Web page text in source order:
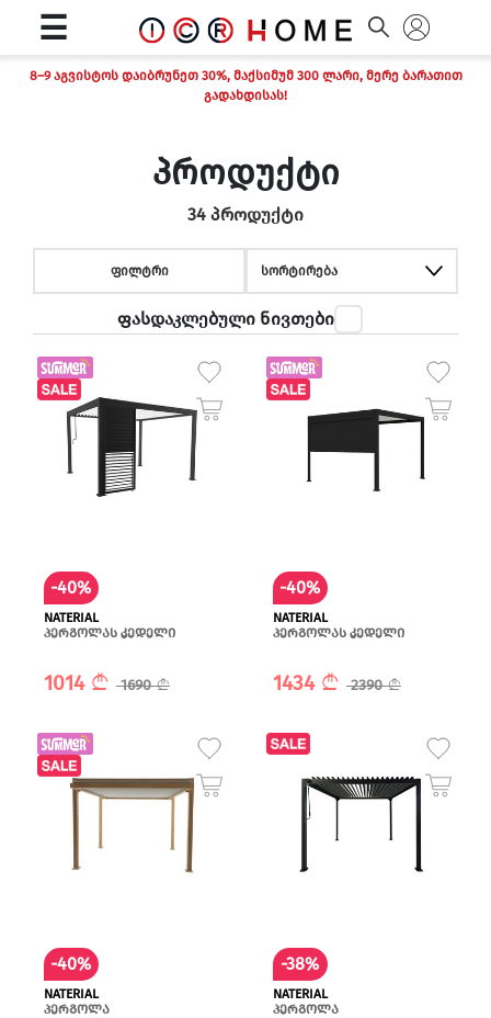
☰
8–9 აგვისტოს დაიბრუნეთ 30%, მაქსიმუმ 300 ლარი, მერე ბარათით
გადახდისას!
პროდუქტი
34 პროდუქტი
ფილტრი სორტირება
ფასდაკლებული ნივთები
-40%
NATERIAL
პერგოლას კედელი
1014 1690
-40%
NATERIAL
პერგოლას კედელი
1434 2390
-40%
NATERIAL
პერგოლა
-38%
NATERIAL
პერგოლა